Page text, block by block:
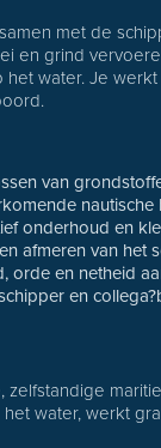
met de
en grind
water. Je
van
onderhoud en
afmeren van het
orde en netheid
en
water, werkt